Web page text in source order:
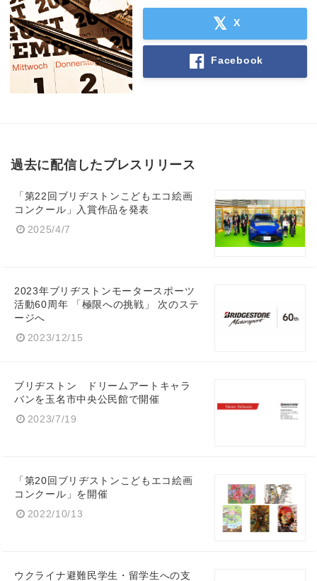
X
Facebook
過去に配信したプレスリリース
「第22回ブリヂストンこどもエコ絵画
コンクール」入賞作品を発表
2025/4/7
2023年ブリヂストンモータースポーツ
活動60周年 「極限への挑戦」 次のステ
ージへ
2023/12/15
ブリヂストン ドリームアートキャラ
バンを玉名市中央公民館で開催
2023/7/19
「第20回ブリヂストンこどもエコ絵画
コンクール」を開催
2022/10/13
ウクライナ避難民学生・留学生への支